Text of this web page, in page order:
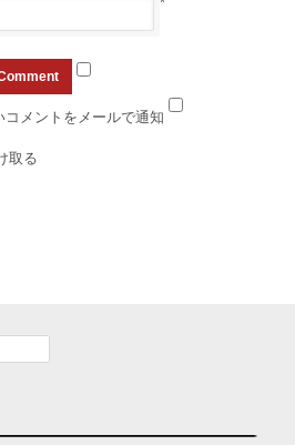
コメントをメールで通知
取る